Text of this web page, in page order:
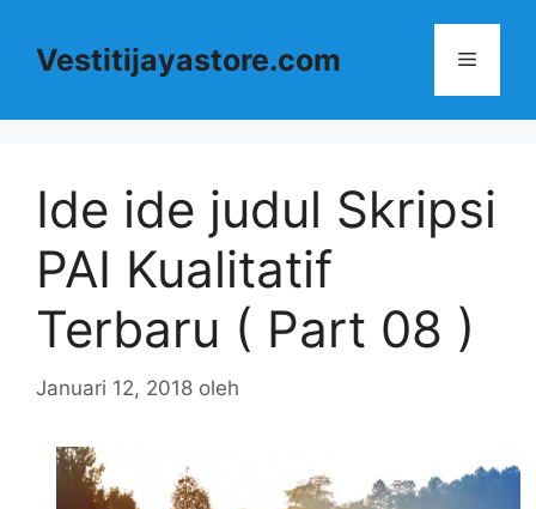
Vestitijayastore.com Menu
Ide ide judul Skripsi
PAI Kualitatif
Terbaru ( Part 08 )
Januari 12, 2018 oleh